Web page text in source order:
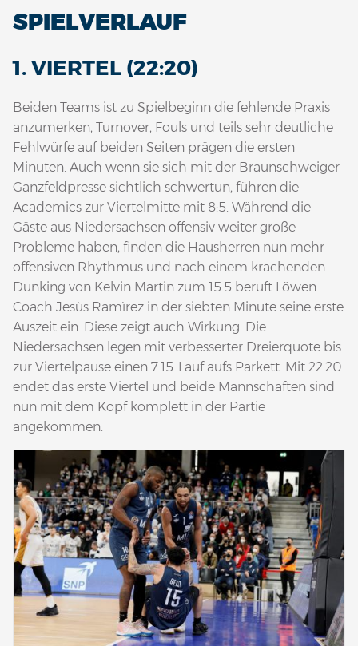
SPIELVERLAUF
1. VIERTEL (22:20)
Beiden Teams ist zu Spielbeginn die fehlende Praxis
anzumerken, Turnover, Fouls und teils sehr deutliche
Fehlwürfe auf beiden Seiten prägen die ersten
Minuten. Auch wenn sie sich mit der Braunschweiger
Ganzfeldpresse sichtlich schwertun, führen die
Academics zur Viertelmitte mit 8:5. Während die
Gäste aus Niedersachsen offensiv weiter große
Probleme haben, finden die Hausherren nun mehr
offensiven Rhythmus und nach einem krachenden
Dunking von Kelvin Martin zum 15:5 beruft Löwen-
Coach Jesùs Ramìrez in der siebten Minute seine erste
Auszeit ein. Diese zeigt auch Wirkung: Die
Niedersachsen legen mit verbesserter Dreierquote bis
zur Viertelpause einen 7:15-Lauf aufs Parkett. Mit 22:20
endet das erste Viertel und beide Mannschaften sind
nun mit dem Kopf komplett in der Partie
angekommen.